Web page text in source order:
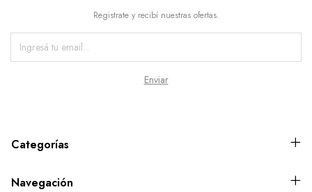
Registrate y recibí nuestras ofertas.
Categorías
Navegación